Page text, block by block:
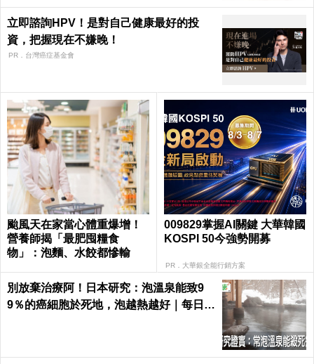
立即諮詢HPV！是對自己健康最好的投
資，把握現在不嫌晚！
PR．台灣癌症基金會
颱風天在家當心體重爆增！
營養師揭「最肥囤糧食
物」：泡麵、水餃都慘輸
009829掌握AI關鍵 大華韓國
KOSPI 50今強勢開募
PR．大華銀全能行銷方案
別放棄治療阿！日本研究：泡溫泉能致9
9％的癌細胞於死地，泡越熱越好｜每日健